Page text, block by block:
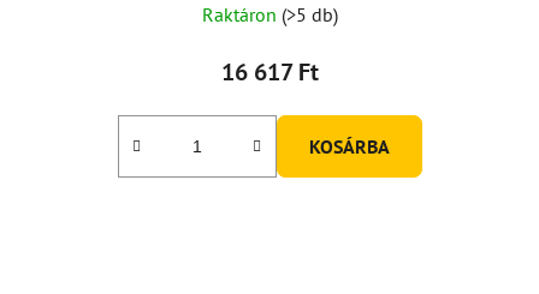
Raktáron (>5 db)
16 617 Ft
KOSÁRBA